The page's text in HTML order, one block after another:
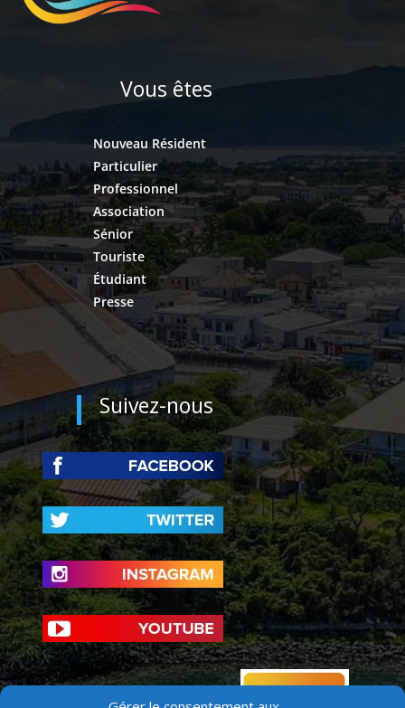
Vous êtes
Nouveau Résident
Particulier
Professionnel
Association
Sénior
Touriste
Étudiant
Presse
Suivez-nous